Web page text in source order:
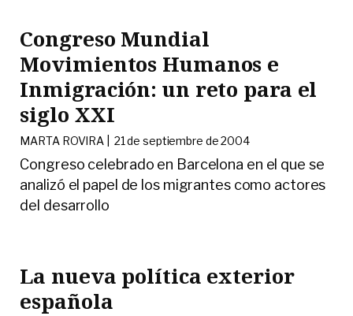
Congreso Mundial
Movimientos Humanos e
Inmigración: un reto para el
siglo XXI
MARTA ROVIRA | 21 de septiembre de 2004
Congreso celebrado en Barcelona en el que se
analizó el papel de los migrantes como actores
del desarrollo
La nueva política exterior
española